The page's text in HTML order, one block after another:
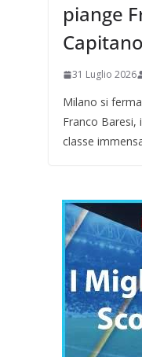
piange
31 Luglio 2026
Milano si
Franco Baresi,
classe